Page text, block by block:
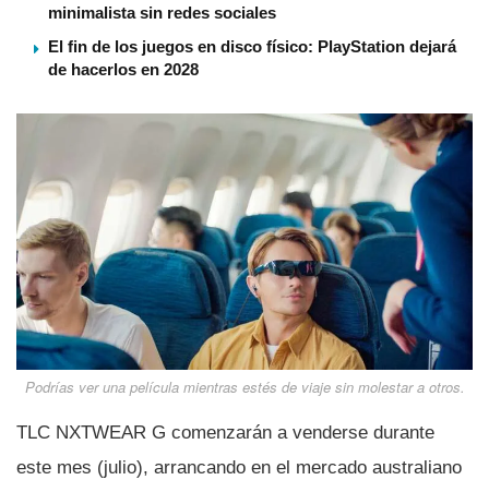
minimalista sin redes sociales
El fin de los juegos en disco físico: PlayStation dejará
de hacerlos en 2028
Podrías ver una película mientras estés de viaje sin molestar a otros.
TLC NXTWEAR G comenzarán a venderse durante
este mes (julio), arrancando en el mercado australiano